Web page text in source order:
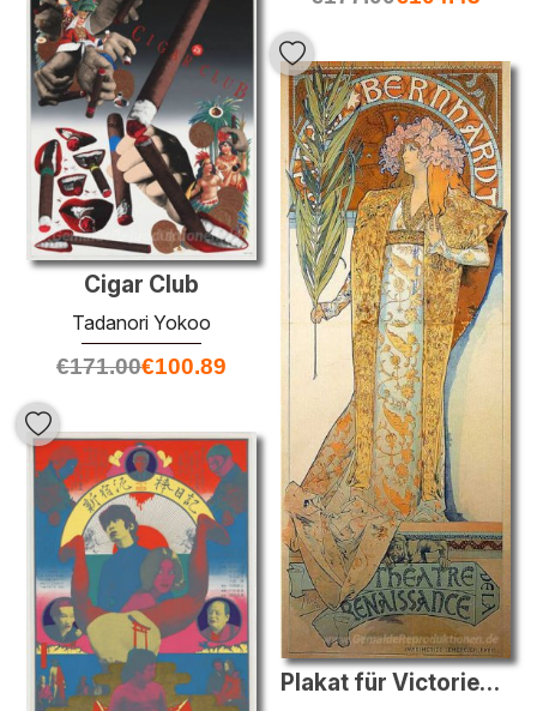
Cigar Club
Tadanori Yokoo
€171.00€100.89
Plakat für Victorien Sardou`s Gismonda mit Sarah Bernhardt am Th